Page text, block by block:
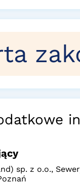
sp. z o.o.,